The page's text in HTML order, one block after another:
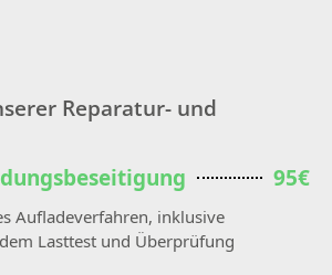
Reparatur- und
95€
Aufladeverfahren, inklusive
Lasttest und Überprüfung